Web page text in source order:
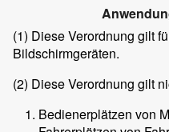
(1) Diese Verordnung gilt
Bildschirmgeräten.
(2) Diese Verordnung gilt
Bedienerplätzen von